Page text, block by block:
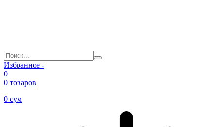
Избранное -
0
0 товаров
0 сум